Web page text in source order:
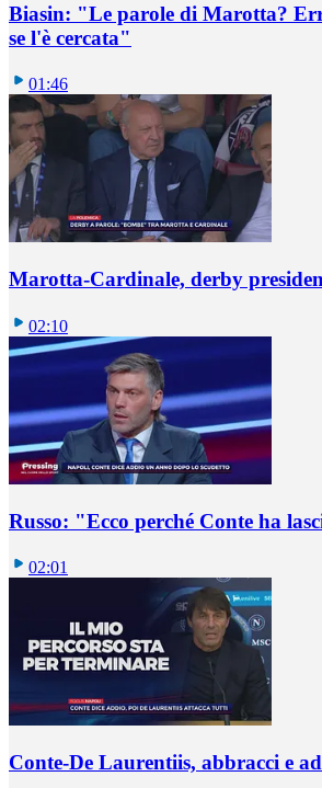
Biasin: "Le parole di Marotta?
se l'è cercata"
01:46
Marotta-Cardinale, derby
02:10
Russo: "Ecco perché Conte ha
02:01
Conte-De Laurentiis, abbracci e